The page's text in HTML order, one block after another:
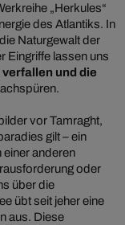
„Herkules“
des Atlantiks. In
Naturgewalt der
Eingriffe lassen uns
und die
vor Tamraght,
gilt – ein
einer anderen
oder
über die
übt seit jeher eine
aus. Diese